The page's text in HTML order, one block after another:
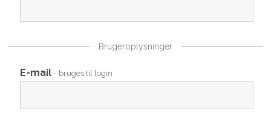
Brugeroplysninger
E-mail - bruges til login